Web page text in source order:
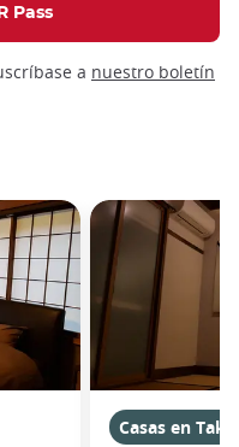
Pass
a nuestro boletín
Casas en